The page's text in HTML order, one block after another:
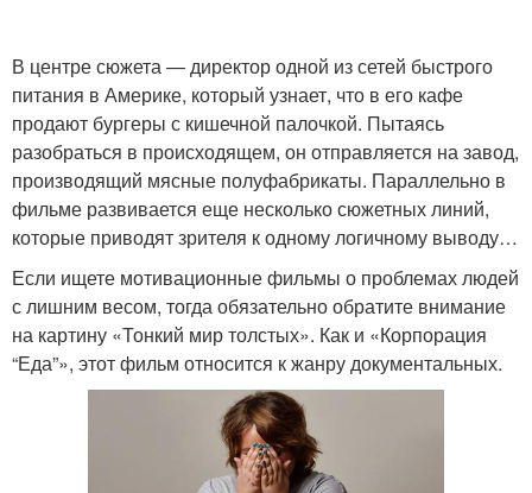
В центре сюжета — директор одной из сетей быстрого
питания в Америке, который узнает, что в его кафе
продают бургеры с кишечной палочкой. Пытаясь
разобраться в происходящем, он отправляется на завод,
производящий мясные полуфабрикаты. Параллельно в
фильме развивается еще несколько сюжетных линий,
которые приводят зрителя к одному логичному выводу…
Если ищете мотивационные фильмы о проблемах людей
с лишним весом, тогда обязательно обратите внимание
на картину «Тонкий мир толстых». Как и «Корпорация
“Еда”», этот фильм относится к жанру документальных.